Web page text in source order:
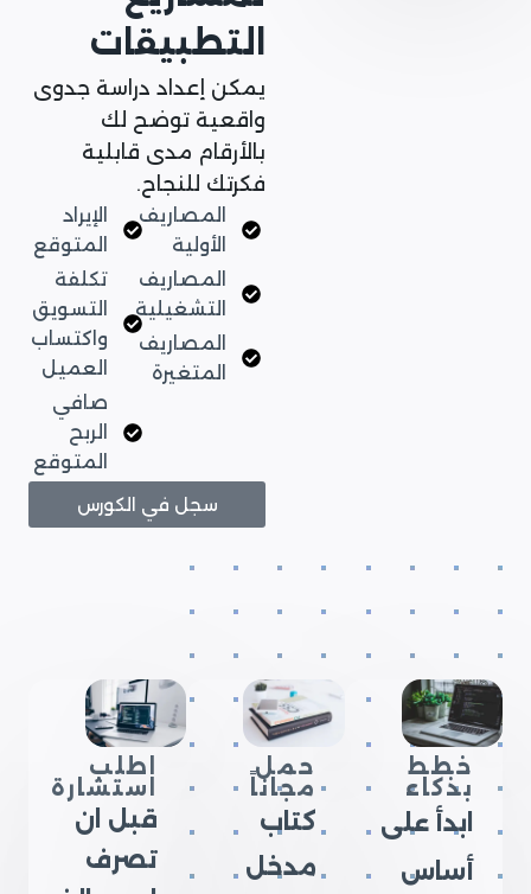
التطبيقات
يمكن إعداد دراسة جدوى
واقعية توضح لك
بالأرقام مدى قابلية
فكرتك للنجاح.
المصاريف
الأولية
المصاريف
التشغيلية
المصاريف
المتغيرة
الإيراد
المتوقع
تكلفة
التسويق
واكتساب
العميل
صافي
الربح
المتوقع
سجل في الكورس
خطط
بذكاء
ابدأ على
أساس
حمل
مجاناً
كتاب
مدخل
اطلب
استشارة
قبل ان
تصرف